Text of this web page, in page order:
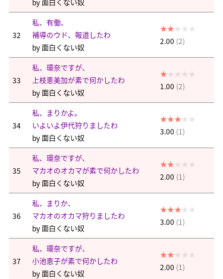
by面白くない奴
32
私、有働、
補導のウド、報道したわ
by面白くない奴
2.00 (2)
33
私、環奈ですが、
上枝恵美加が素で何かしたわ
by面白くない奴
1.00 (2)
34
私、まりかよ。
いよいよ伊代狩りましたわ
by面白くない奴
3.00 (1)
35
私、環奈ですが、
マカオのオカマが素で何かしたわ
by面白くない奴
2.00 (1)
36
私、まりか、
マカオのオカマ狩りましたわ
by面白くない奴
3.00 (1)
37
私、環奈ですが、
小池恵子が素で何かしたわ
by面白くない奴
2.00 (1)